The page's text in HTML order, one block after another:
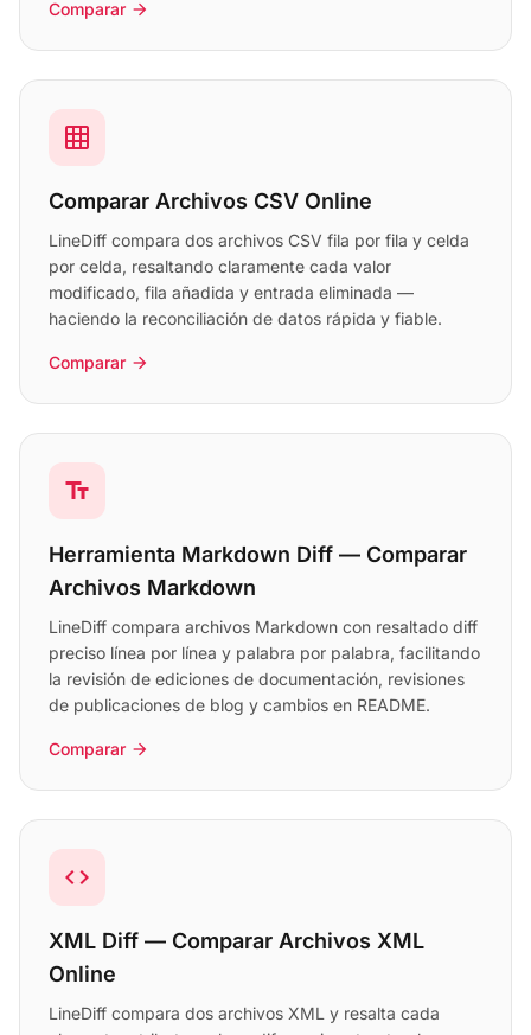
Comparar arrow_forward
grid_on
Comparar Archivos CSV Online
LineDiff compara dos archivos CSV fila por fila y celda
por celda, resaltando claramente cada valor
modificado, fila añadida y entrada eliminada —
haciendo la reconciliación de datos rápida y fiable.
Comparar arrow_forward
text_fields
Herramienta Markdown Diff — Comparar
Archivos Markdown
LineDiff compara archivos Markdown con resaltado diff
preciso línea por línea y palabra por palabra, facilitando
la revisión de ediciones de documentación, revisiones
de publicaciones de blog y cambios en README.
Comparar arrow_forward
code
XML Diff — Comparar Archivos XML
Online
LineDiff compara dos archivos XML y resalta cada